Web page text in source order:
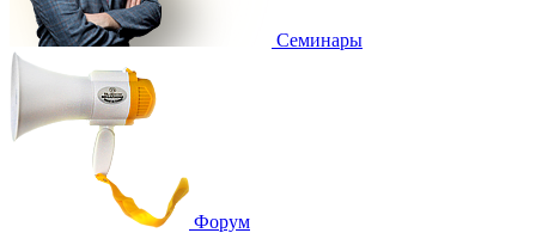
Семинары
Форум